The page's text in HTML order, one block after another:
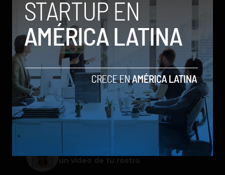
ChatGPT Work: el nuevo asistente
de OpenAI que promete mejorar la
productividad laboral
Spotify extiende las cuentas
gestionadas para menores a su plan
gratuito en seis países
Galaxy Z Flip8: el plegable compacto
de Samsung se renueva con más
pantalla, mejor cámara e IA
Google permitirá iniciar sesión con
un video de tu rostro